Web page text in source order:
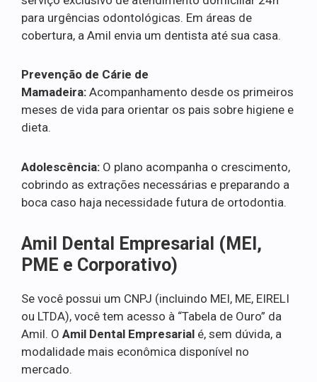
para urgências odontológicas. Em áreas de
cobertura, a Amil envia um dentista até sua casa.
Prevenção de Cárie de
Mamadeira: Acompanhamento desde os primeiros
meses de vida para orientar os pais sobre higiene e
dieta.
Adolescência: O plano acompanha o crescimento,
cobrindo as extrações necessárias e preparando a
boca caso haja necessidade futura de ortodontia.
Amil Dental Empresarial (MEI,
PME e Corporativo)
Se você possui um CNPJ (incluindo MEI, ME, EIRELI
ou LTDA), você tem acesso à “Tabela de Ouro” da
Amil. O Amil Dental Empresarial é, sem dúvida, a
modalidade mais econômica disponível no
mercado.